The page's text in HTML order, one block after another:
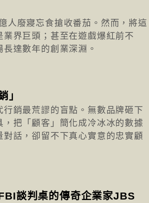
人廢寢忘食搶收番茄。然而，將這
界巨頭；甚至在遊戲爆紅前不
達數年的創業深淵。
」
銷最荒謬的盲點。無數品牌砸下
把「顧客」簡化成冷冰冰的數據
話，卻留不下真心實意的忠實顧
談判桌的傳奇企業家JBS